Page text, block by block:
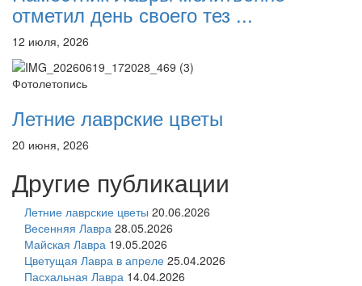
отметил день своего тез ...
12 июля, 2026
Фотолетопись
Летние лаврские цветы
20 июня, 2026
Другие публикации
Летние лаврские цветы 20.06.2026
Весенняя Лавра 28.05.2026
Майская Лавра 19.05.2026
Цветущая Лавра в апреле 25.04.2026
Пасхальная Лавра 14.04.2026